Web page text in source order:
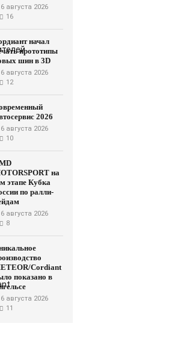
6 августа 2026
16
начал
прототипы
шин в 3D
6 августа 2026
12
2026
6 августа 2026
10
на
этапе Кубка
по ралли-
6 августа 2026
8
Cordiant
показано в
6 августа 2026
11